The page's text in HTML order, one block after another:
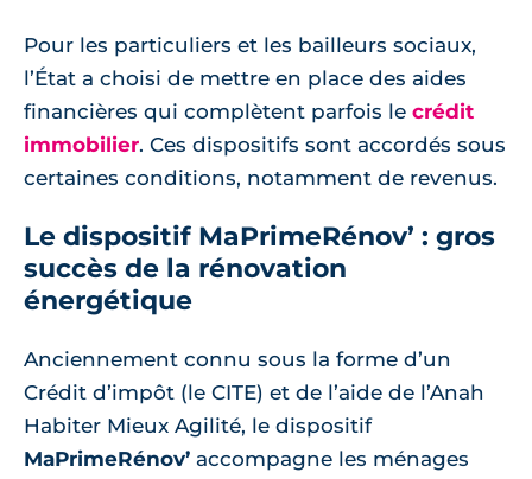
Pour les particuliers et les bailleurs sociaux,
l’État a choisi de mettre en place des aides
financières qui complètent parfois le crédit
immobilier. Ces dispositifs sont accordés sous
certaines conditions, notamment de revenus.
Le dispositif MaPrimeRénov’ : gros
succès de la rénovation
énergétique
Anciennement connu sous la forme d’un
Crédit d’impôt (le CITE) et de l’aide de l’Anah
Habiter Mieux Agilité, le dispositif
MaPrimeRénov’ accompagne les ménages